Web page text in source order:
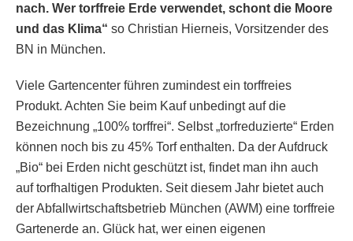
nach. Wer torffreie Erde verwendet, schont die Moore
und das Klima“ so Christian Hierneis, Vorsitzender des
BN in München.
Viele Gartencenter führen zumindest ein torffreies
Produkt. Achten Sie beim Kauf unbedingt auf die
Bezeichnung „100% torffrei“. Selbst „torfreduzierte“ Erden
können noch bis zu 45% Torf enthalten. Da der Aufdruck
„Bio“ bei Erden nicht geschützt ist, findet man ihn auch
auf torfhaltigen Produkten. Seit diesem Jahr bietet auch
der Abfallwirtschaftsbetrieb München (AWM) eine torffreie
Gartenerde an. Glück hat, wer einen eigenen